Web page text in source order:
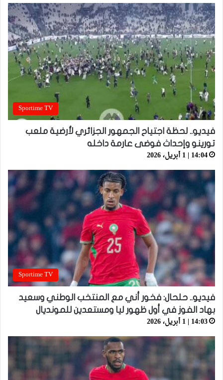
Sportime TV
فيديو.. لحظة اجتياح الجمهور الجزائري لأرضية ملعب
تورينو وإحداث فوضى عارمة داخله
14:04 | 1 أبريل، 2026
Sportime TV
فيديو.. حلحال: فخور أني مع المنتخب الوطني وسعيد
بهاد الفوز في أول ظهور ليا ومستعدين للمونديال
14:03 | 1 أبريل، 2026